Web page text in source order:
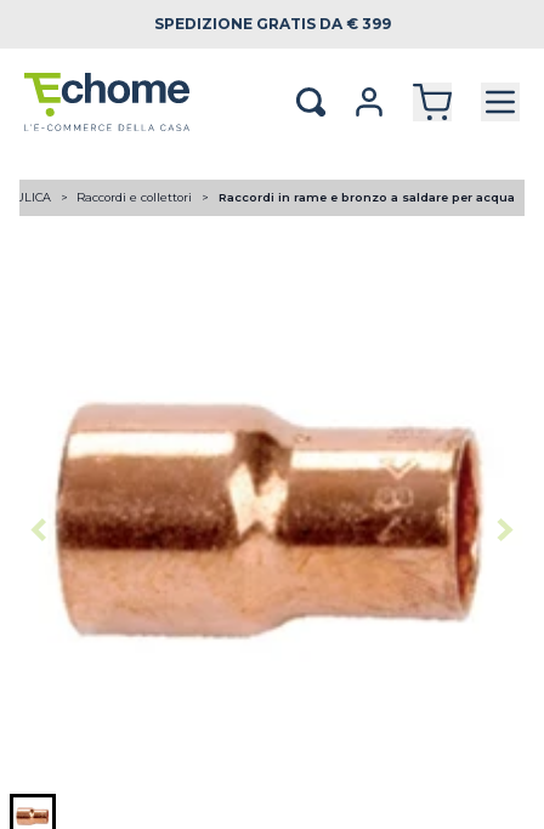
SPEDIZIONE GRATIS DA € 399
Raccordi e collettori Raccordi in rame e bronzo a saldare per acqua